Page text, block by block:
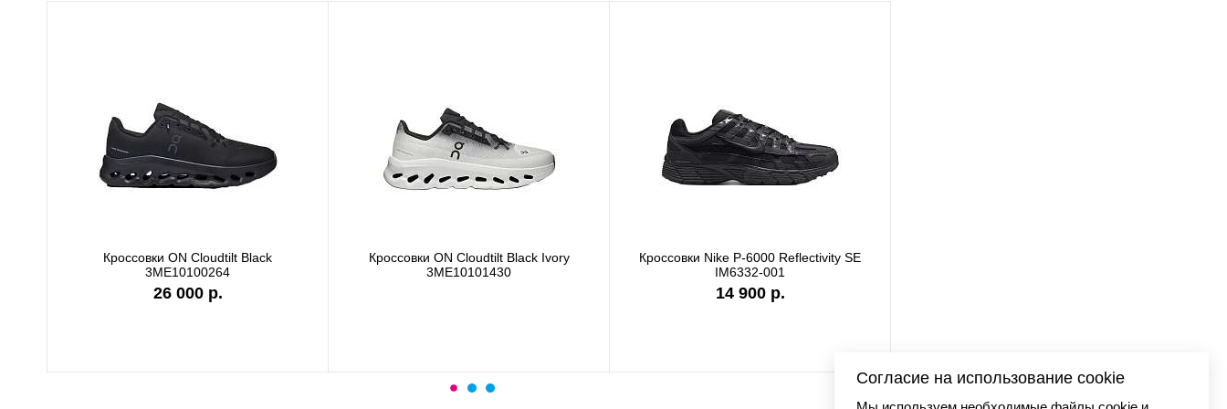
Кроссовки ON Cloudtilt Black
3ME10100264
26 000 р.
Кроссовки ON Cloudtilt Black Ivory
3ME10101430
Кроссовки Nike P-6000 Reflectivity SE
IM6332-001
14 900 р.
Согласие на использование cookie